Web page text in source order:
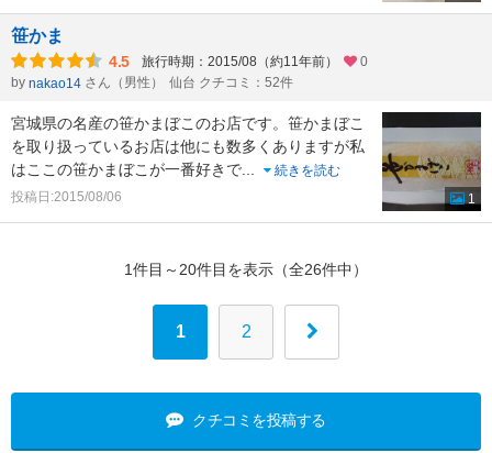
笹かま
4.5 旅行時期：2015/08（約11年前）
0
by nakao14 さん（男性） 仙台 クチコミ：52件
宮城県の名産の笹かまぼこのお店です。笹かまぼこ
を取り扱っているお店は他にも数多くありますが私
はここの笹かまぼこが一番好きで...
続きを読む
投稿日:2015/08/06
1
1件目～20件目を表示（全26件中）
1 2
クチコミを投稿する